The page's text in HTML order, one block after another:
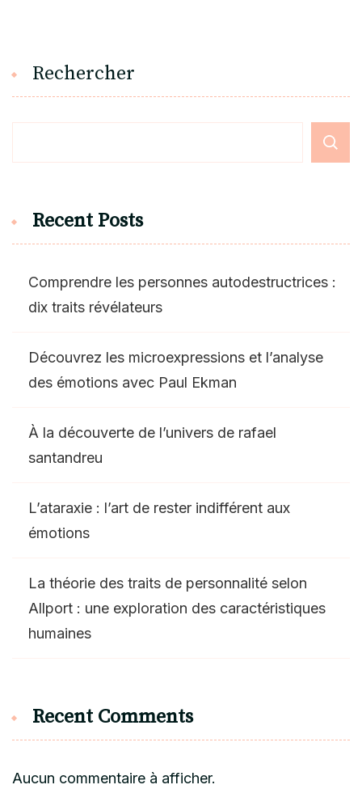
Rechercher
Recent Posts
Comprendre les personnes autodestructrices :
dix traits révélateurs
Découvrez les microexpressions et l’analyse
des émotions avec Paul Ekman
À la découverte de l’univers de rafael
santandreu
L’ataraxie : l’art de rester indifférent aux
émotions
La théorie des traits de personnalité selon
Allport : une exploration des caractéristiques
humaines
Recent Comments
Aucun commentaire à afficher.